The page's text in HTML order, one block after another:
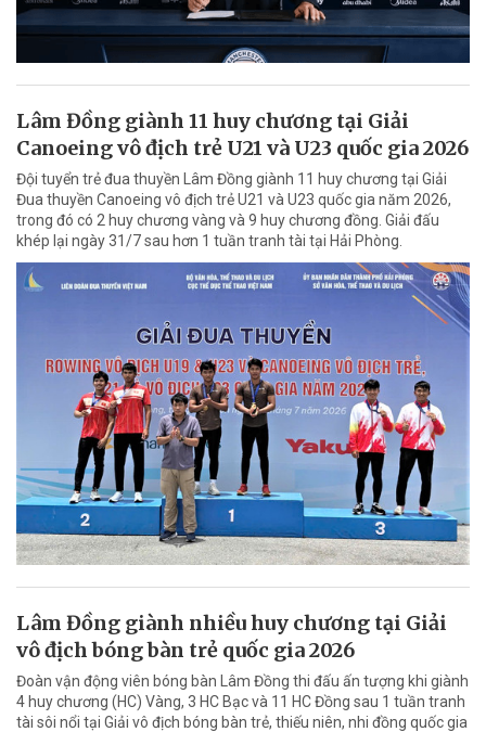
Lâm Đồng giành 11 huy chương tại Giải
Canoeing vô địch trẻ U21 và U23 quốc gia 2026
Đội tuyển trẻ đua thuyền Lâm Đồng giành 11 huy chương tại Giải
Đua thuyền Canoeing vô địch trẻ U21 và U23 quốc gia năm 2026,
trong đó có 2 huy chương vàng và 9 huy chương đồng. Giải đấu
khép lại ngày 31/7 sau hơn 1 tuần tranh tài tại Hải Phòng.
Lâm Đồng giành nhiều huy chương tại Giải
vô địch bóng bàn trẻ quốc gia 2026
Đoàn vận động viên bóng bàn Lâm Đồng thi đấu ấn tượng khi giành
4 huy chương (HC) Vàng, 3 HC Bạc và 11 HC Đồng sau 1 tuần tranh
tài sôi nổi tại Giải vô địch bóng bàn trẻ, thiếu niên, nhi đồng quốc gia